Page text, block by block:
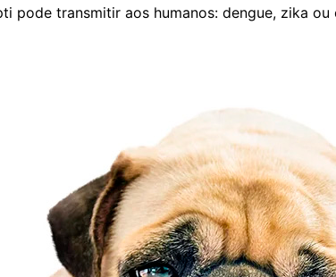
pode transmitir aos humanos: dengue, zika ou